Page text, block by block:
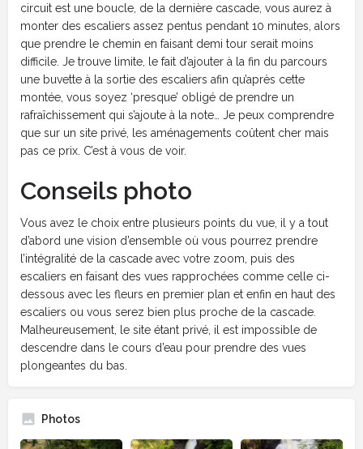
circuit est une boucle, de la dernière cascade, vous aurez à
monter des escaliers assez pentus pendant 10 minutes, alors
que prendre le chemin en faisant demi tour serait moins
difficile. Je trouve limite, le fait d’ajouter à la fin du parcours
une buvette à la sortie des escaliers afin qu’après cette
montée, vous soyez ‘presque’ obligé de prendre un
rafraîchissement qui s’ajoute à la note… Je peux comprendre
que sur un site privé, les aménagements coûtent cher mais
pas ce prix. C’est à vous de voir.
Conseils photo
Vous avez le choix entre plusieurs points du vue, il y a tout
d’abord une vision d’ensemble où vous pourrez prendre
l’intégralité de la cascade avec votre zoom, puis des
escaliers en faisant des vues rapprochées comme celle ci-
dessous avec les fleurs en premier plan et enfin en haut des
escaliers ou vous serez bien plus proche de la cascade.
Malheureusement, le site étant privé, il est impossible de
descendre dans le cours d’eau pour prendre des vues
plongeantes du bas.
Photos